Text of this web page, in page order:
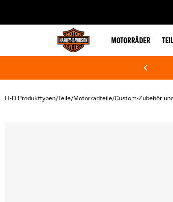
MOTORRÄDER
H-D Produkttypen/Teile/Motorradteile/Custom-Zubehör